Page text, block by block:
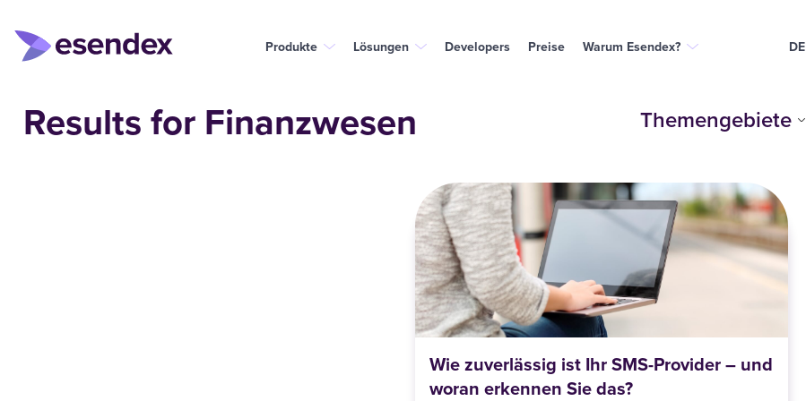
Produkte Lösungen Developers Preise Warum Esendex? DE
Results for Finanzwesen Themengebiete
Wie zuverlässig ist Ihr SMS-Provider – und
woran erkennen Sie das?